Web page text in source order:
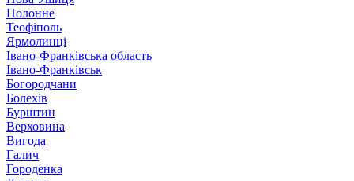
Полонне
Теофіполь
Ярмолинці
Івано-Франківська область
Івано-Франківськ
Богородчани
Болехів
Бурштин
Верховина
Вигода
Галич
Городенка